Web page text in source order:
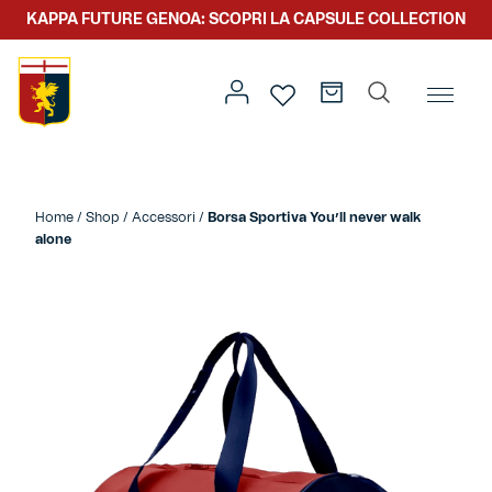
Prima squadra
Prima squadra
Kit gara
Genoa x Rolling Stone
KAPPA FUTURE GENOA: SCOPRI LA CAPSULE COLLECTION
alone
Home / Shop / Accessori / Borsa Sportiva You’ll never walk
alone